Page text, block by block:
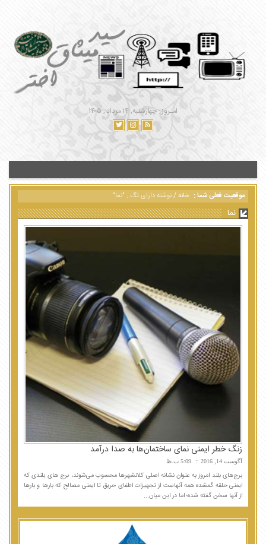
امـروز : چهارشنبه, ۱۴ مرداد , ۱۴۰۵
موقعیت فعلی شما : خانه/نوشته دارای تگ : "نما"
نما
زنگ خطر ایمنی نمای ساختمان‌ها به صدا درآمد
آگوست 14, 2016 5:09 ب.ظ
برج‌های بلند امروز به عنوان نشانه اصلی کلانشهرها محسوب می‌شوند، برج های بلندی که
ایمنی حلقه گمشده همه آنهاست از تجهیزات اطفای حریق تا ایمنی مصالح که بارها و بارها
از آنها سخن گفته شده؛ اما در این میان...